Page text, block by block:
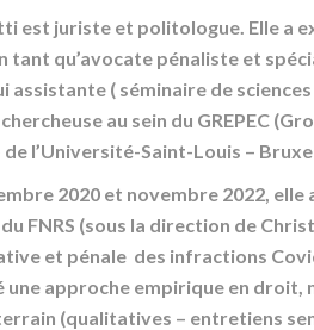
est juriste et politologue. Elle a
tant qu’avocate pénaliste et
assistante ( séminaire de
au sein du GREPEC
l’Université-Saint-Louis –
2020 et novembre 2022, elle
du FNRS (sous la direction de
et pénale des infractions
une approche empirique en droit,
(qualitatives – entretiens